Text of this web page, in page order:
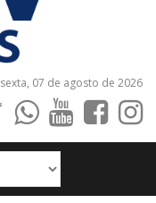
sexta, 07 de agosto de 2026